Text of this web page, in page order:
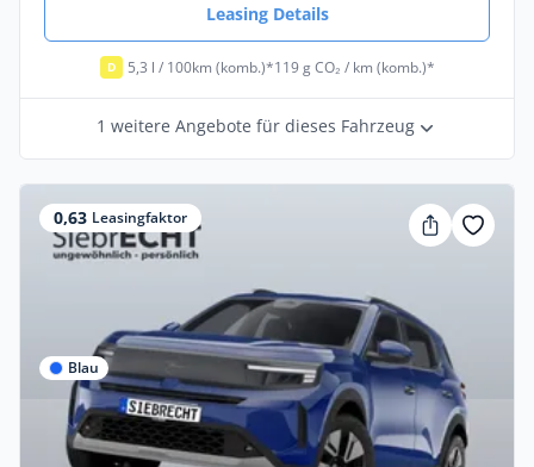
Leasing Details
D 5,3 l / 100km (komb.)*119 g CO₂ / km (komb.)*
1 weitere Angebote für dieses Fahrzeug
0,63 Leasingfaktor
Blau
Privat